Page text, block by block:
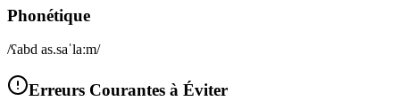
Phonétique
/ʕabd as.saˈlaːm/
Erreurs Courantes à Éviter